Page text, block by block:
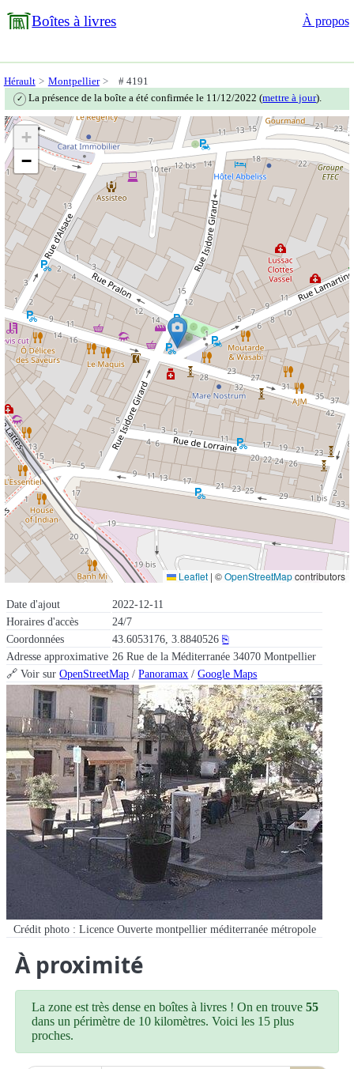
Boîtes à livres À propos
Hérault Montpellier # 4191
✓ La présence de la boîte a été confirmée le 11/12/2022 (mettre à jour).
Date d'ajout
2022-12-11
Horaires d'accès
24/7
Coordonnées
43.6053176, 3.8840526 ⎘
Adresse approximative 26 Rue de la Méditerranée 34070 Montpellier
🔗 Voir surOpenStreetMap /Panoramax /Google Maps
Crédit photo : Licence Ouverte montpellier méditerranée métropole
+
−
Leaflet | ©OpenStreetMapcontributors
À proximité
La zone est très dense en boîtes à livres ! On en trouve55
dans un périmètre de 10 kilomètres. Voici les 15 plus
proches.